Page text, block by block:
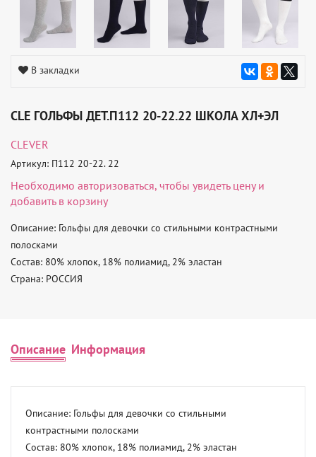
В закладки
CLE ГОЛЬФЫ ДЕТ.П112 20-22.22 ШКОЛА ХЛ+ЭЛ
CLEVER
Артикул: П112 20-22. 22
Необходимо авторизоваться, чтобы увидеть цену и
добавить в корзину
Описание: Гольфы для девочки со стильными контрастными
полосками
Состав: 80% хлопок, 18% полиамид, 2% эластан
Страна: РОССИЯ
Описание Информация
Описание: Гольфы для девочки со стильными
контрастными полосками
Состав: 80% хлопок, 18% полиамид, 2% эластан